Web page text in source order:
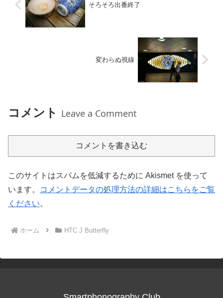
そろそろ出番終了
変わらぬ視線
コメント Leave a Comment
コメントを書き込む
このサイトはスパムを低減するために Akismet を使って
います。
コメントデータの処理方法の詳細はこちらをご覧
ください。
ホーム HTC J Butterfly